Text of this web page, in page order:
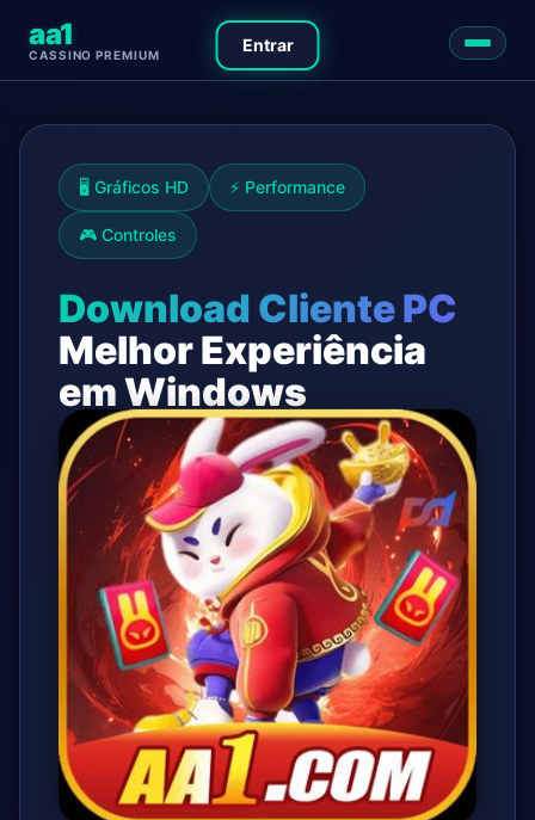
aa1
CASSINO PREMIUM Entrar
🖥️ Gráficos HD ⚡ Performance
🎮 Controles
Download Cliente PC
Melhor Experiência
em Windows